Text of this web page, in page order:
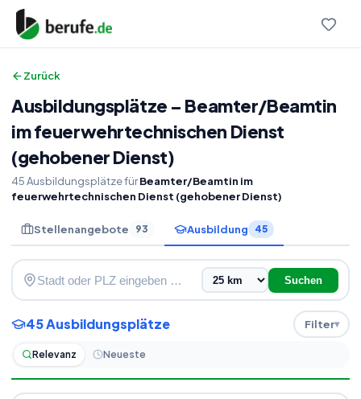
Zurück
Ausbildungsplätze – Beamter/Beamtin
im feuerwehrtechnischen Dienst
(gehobener Dienst)
45AusbildungsplätzefürBeamter/Beamtin im
feuerwehrtechnischen Dienst (gehobener Dienst)
Stellenangebote 93 Ausbildung 45
Suchen
45Ausbildungsplätze
Relevanz Neueste
Filter